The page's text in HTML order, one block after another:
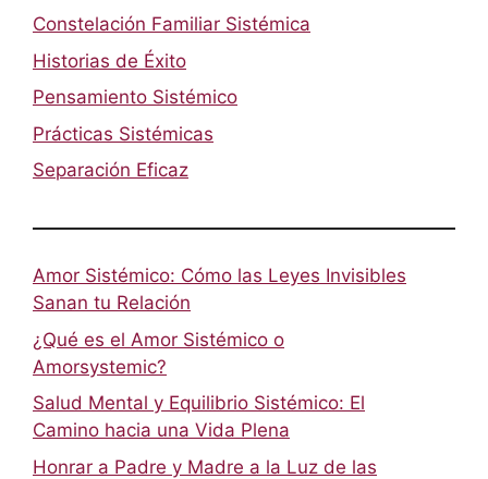
Constelación Familiar Sistémica
Historias de Éxito
Pensamiento Sistémico
Prácticas Sistémicas
Separación Eficaz
Amor Sistémico: Cómo las Leyes Invisibles
Sanan tu Relación
¿Qué es el Amor Sistémico o
Amorsystemic?
Salud Mental y Equilibrio Sistémico: El
Camino hacia una Vida Plena
Honrar a Padre y Madre a la Luz de las